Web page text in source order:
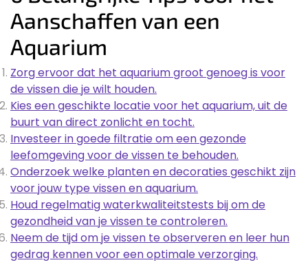
Aanschaffen van een
Aquarium
Zorg ervoor dat het aquarium groot genoeg is voor
de vissen die je wilt houden.
Kies een geschikte locatie voor het aquarium, uit de
buurt van direct zonlicht en tocht.
Investeer in goede filtratie om een gezonde
leefomgeving voor de vissen te behouden.
Onderzoek welke planten en decoraties geschikt zijn
voor jouw type vissen en aquarium.
Houd regelmatig waterkwaliteitstests bij om de
gezondheid van je vissen te controleren.
Neem de tijd om je vissen te observeren en leer hun
gedrag kennen voor een optimale verzorging.